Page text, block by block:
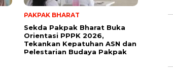
PAKPAK BHARAT
Sekda Pakpak Bharat Buka
Orientasi PPPK 2026,
Tekankan Kepatuhan ASN dan
Pelestarian Budaya Pakpak